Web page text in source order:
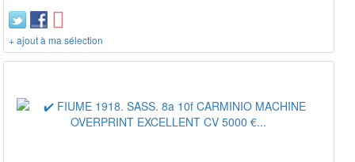
+ ajout à ma sélection